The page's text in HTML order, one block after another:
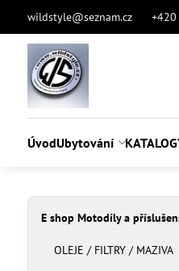
wildstyle@seznam.cz
ÚvodUbytování
E shop Motodíly a
OLEJE / FILTRY / MAZIVA